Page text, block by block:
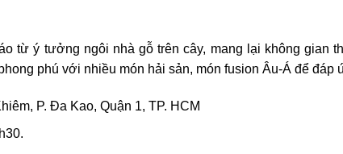
từ ý tưởng ngôi nhà gỗ trên cây, mang lại không gian
phú với nhiều món hải sản, món fusion Âu-Á để
P. Đa Kao, Quận 1, TP. HCM